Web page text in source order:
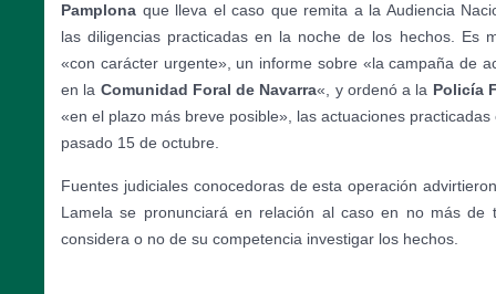
Pamplona que lleva el caso que remita a la Audiencia
las diligencias practicadas en la noche de los hechos. Es
«con carácter urgente», un informe sobre «la campaña de
en la Comunidad Foral de Navarra«, y ordenó a la Policía
«en el plazo más breve posible», las actuaciones
pasado 15 de octubre.
Fuentes judiciales conocedoras de esta operación
Lamela se pronunciará en relación al caso en no más de
considera o no de su competencia investigar los hechos.